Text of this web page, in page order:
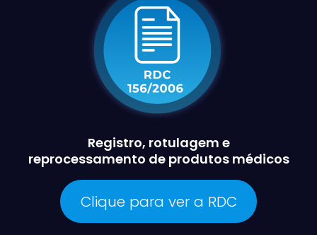
Registro, rotulagem e
reprocessamento de produtos médicos
Clique para ver a RDC